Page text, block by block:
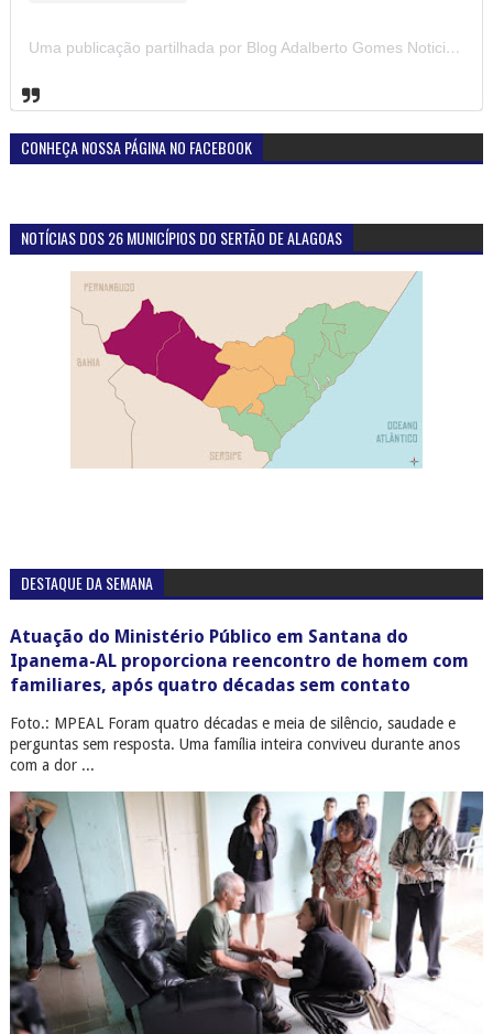
Uma publicação partilhada por Blog Adalberto Gomes Noticias (@blogadalbertogomesnoticiass)
CONHEÇA NOSSA PÁGINA NO FACEBOOK
NOTÍCIAS DOS 26 MUNICÍPIOS DO SERTÃO DE ALAGOAS
DESTAQUE DA SEMANA
Atuação do Ministério Público em Santana do
Ipanema-AL proporciona reencontro de homem com
familiares, após quatro décadas sem contato
Foto.: MPEAL Foram quatro décadas e meia de silêncio, saudade e
perguntas sem resposta. Uma família inteira conviveu durante anos
com a dor ...